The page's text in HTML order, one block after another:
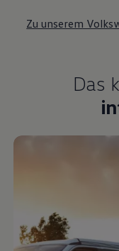
Zu unserem
Das